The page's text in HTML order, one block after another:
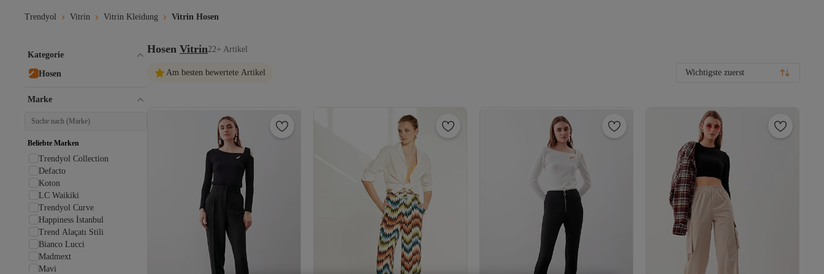
Trendyol Vitrin Vitrin Kleidung Vitrin Hosen
Hosen Vitrin22+ Artikel
Am besten bewertete Artikel Wichtigste zuerst
Kategorie
Hosen
Marke
Beliebte Marken
Trendyol Collection
Defacto
Koton
LC Waikiki
Trendyol Curve
Happiness İstanbul
Trend Alaçatı Stili
Bianco Lucci
Madmext
Mavi